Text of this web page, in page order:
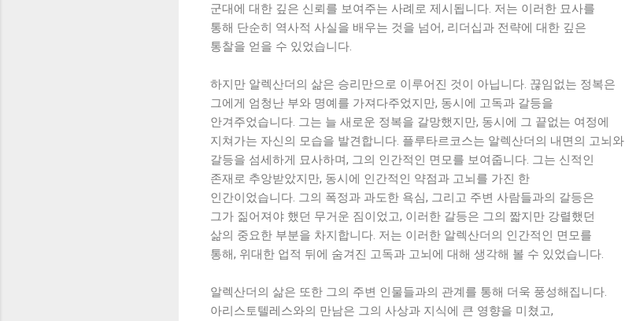
군대에 대한 깊은 신뢰를 보여주는 사례로 제시됩니다. 저는 이러한 묘사를
통해 단순히 역사적 사실을 배우는 것을 넘어, 리더십과 전략에 대한 깊은
통찰을 얻을 수 있었습니다.
하지만 알렉산더의 삶은 승리만으로 이루어진 것이 아닙니다. 끊임없는 정복은
그에게 엄청난 부와 명예를 가져다주었지만, 동시에 고독과 갈등을
안겨주었습니다. 그는 늘 새로운 정복을 갈망했지만, 동시에 그 끝없는 여정에
지쳐가는 자신의 모습을 발견합니다. 플루타르코스는 알렉산더의 내면의 고뇌와
갈등을 섬세하게 묘사하며, 그의 인간적인 면모를 보여줍니다. 그는 신적인
존재로 추앙받았지만, 동시에 인간적인 약점과 고뇌를 가진 한
인간이었습니다. 그의 폭정과 과도한 욕심, 그리고 주변 사람들과의 갈등은
그가 짊어져야 했던 무거운 짐이었고, 이러한 갈등은 그의 짧지만 강렬했던
삶의 중요한 부분을 차지합니다. 저는 이러한 알렉산더의 인간적인 면모를
통해, 위대한 업적 뒤에 숨겨진 고독과 고뇌에 대해 생각해 볼 수 있었습니다.
알렉산더의 삶은 또한 그의 주변 인물들과의 관계를 통해 더욱 풍성해집니다.
아리스토텔레스와의 만남은 그의 사상과 지식에 큰 영향을 미쳤고,